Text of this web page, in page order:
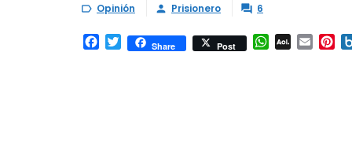
 Opinión  Prisionero  6
Facebook
TwitterShare Post WhatsApp
AOL Email